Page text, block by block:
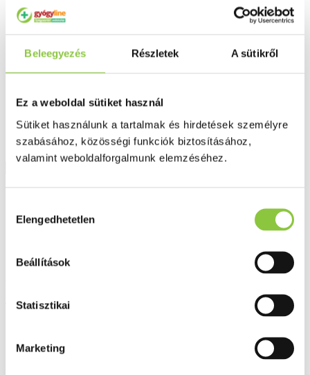
Beleegyezés Részletek A sütikről
Ez a weboldal sütiket használ
Sütiket használunk a tartalmak és hirdetések személyre
szabásához, közösségi funkciók biztosításához,
valamint weboldalforgalmunk elemzéséhez.
kiválasztása
Elengedhetetlen
Beállítások
Statisztikai
Marketing
Fogfehérítés
Gyógyteák
Könyvek
Egészség ajándékba
Tápszer
Főoldal
Testápolás, arcápolás
Bioderma Hydrabio gél-krém
40 ml